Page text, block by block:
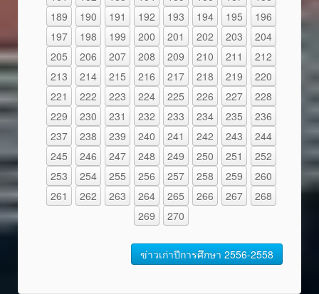
189
190 191 192 193 194 195
196
197
198 199 200 201 202 203
204
205
206 207 208 209 210 211
212
213
214 215 216 217 218 219
220
221
222 223 224 225 226 227
228
229
230 231 232 233 234 235
236
237
238 239 240 241 242 243
244
245
246 247 248 249 250 251
252
253
254 255 256 257 258 259
260
261
262 263 264 265 266 267
268
269
270
ข่าวเก่าปีการศึกษา 2556-2558